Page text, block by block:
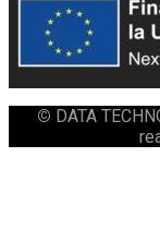
© DATA